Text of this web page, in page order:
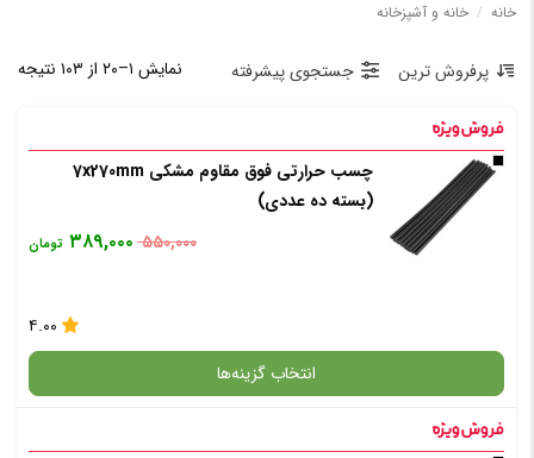
خانه / خانه و آشپزخانه
نمایش ۱–۲۰ از ۱۰۳ نتیجه پرفروش ترین جستجوی پیشرفته
چسب حرارتی فوق مقاوم مشکی 7x270mm
(بسته ده عددی)
۵۵۰,۰۰۰ ۳۸۹,۰۰۰ تومان
۴.۰۰
انتخاب گزینه‌ها